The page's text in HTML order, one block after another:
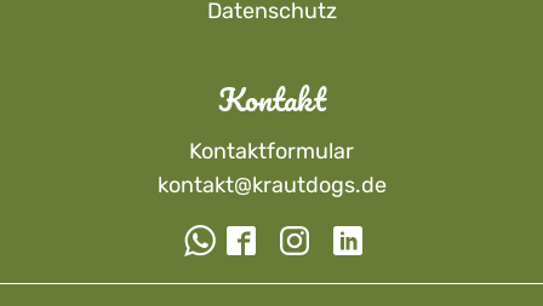
Kontakt
Kontaktformular
kontakt@krautdogs.de
Datenschutz